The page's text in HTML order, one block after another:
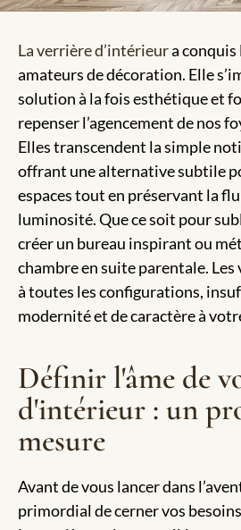
La verrière d’intérieura
amateurs de décoration. Elle
solution à la fois esthétique et
repenser l’agencement de nos
Elles transcendent la simple
offrant une alternative subtile
espaces tout en préservant la
luminosité. Que ce soit pour
créer un bureau inspirant ou
chambre en suite parentale. Les
à toutes les configurations,
modernité et de caractère à
Définir l'âme de
d'intérieur : un
mesure
Avant de vous lancer dans
primordial de cerner vos